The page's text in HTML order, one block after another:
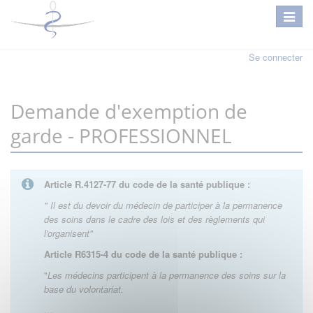
Se connecter
Demande d'exemption de
garde - PROFESSIONNEL
Article R.4127-77 du code de la santé publique :
" Il est du devoir du médecin de participer à la permanence
des soins dans le cadre des lois et des règlements qui
l'organisent"
Article R6315-4 du code de la santé publique :
"Les médecins participent à la permanence des soins sur la
base du volontariat.
…